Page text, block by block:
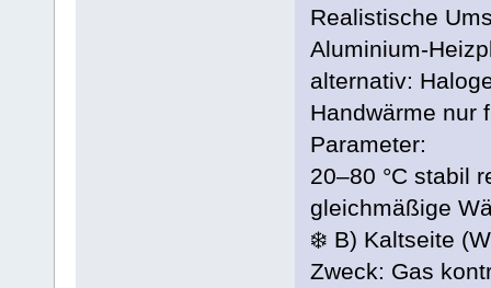
Realistische
Aluminium-
alternativ:
Handwärme nur
Parameter:
20–80 °C stabil
gleichmäßige
❄️ B) Kaltseite
Zweck: Gas